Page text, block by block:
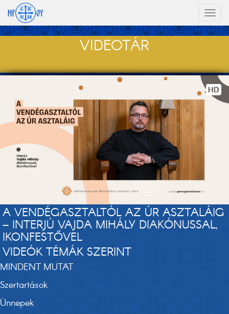
VIDEOTÁR
A VENDÉGASZTALTÓL AZ ÚR ASZTALÁIG
– INTERJÚ VAJDA MIHÁLY DIAKÓNUSSAL,
IKONFESTŐVEL
VIDEÓK TÉMÁK SZERINT
MINDENT MUTAT
Szertartások
Ünnepek